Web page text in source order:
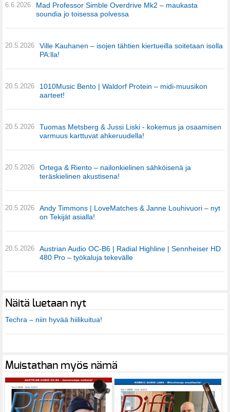
6.6.2026
Mad Professor Simble Overdrive Mk2 – maukasta
soundia jo toisessa polvessa
20.5.2026
Ville Kauhanen – isojen tähtien kiertueilla soitetaan isolla
PA:lla!
20.5.2026
1010Music Bento | Waldorf Protein – midi-muusikon
aarteet!
20.5.2026
Tuomas Metsberg & Jussi Liski - kokemus ja osaamisen
varmuus karttuvat ahkeruudella!
20.5.2026
Ortega & Riento – nailonkielinen sähköisenä ja
teräskielinen akustisena!
20.5.2026
Andy Timmons | LoveMatches & Janne Louhivuori – nyt
on Tekijät asialla!
20.5.2026
Austrian Audio OC-B6 | Radial Highline | Sennheiser HD
480 Pro – työkaluja tekevälle
Näitä luetaan nyt
Techra – niin hyvää hiilikuitua!
Muistathan myös nämä